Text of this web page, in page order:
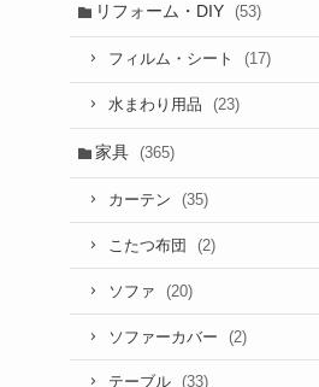
リフォーム・DIY (53)
フィルム・シート (17)
水まわり用品 (23)
家具 (365)
カーテン (35)
こたつ布団 (2)
ソファ (20)
ソファーカバー (2)
テーブル (33)